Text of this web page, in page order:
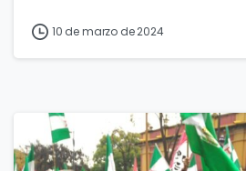
10 de marzo de 2024